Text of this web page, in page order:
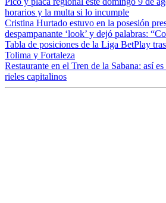
horarios y la multa si lo incumple
Cristina Hurtado estuvo en la posesión
despampanante ‘look’ y dejó palabras:
Tabla de posiciones de la Liga BetPlay
Tolima y Fortaleza
Restaurante en el Tren de la Sabana: así
rieles capitalinos